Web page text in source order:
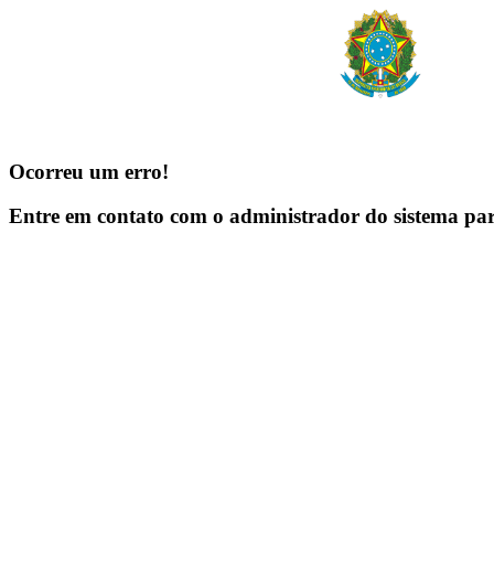
Ocorreu um erro!
Entre em contato com o administrador do sistema